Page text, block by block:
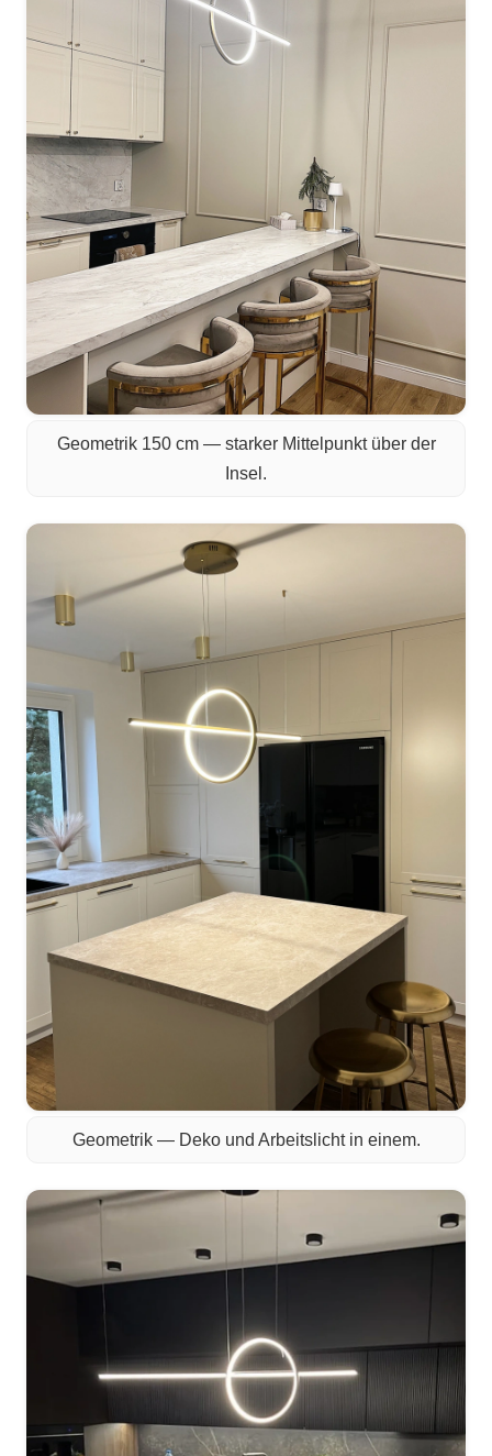
Geometrik 150 cm — starker Mittelpunkt über der
Insel.
Geometrik — Deko und Arbeitslicht in einem.